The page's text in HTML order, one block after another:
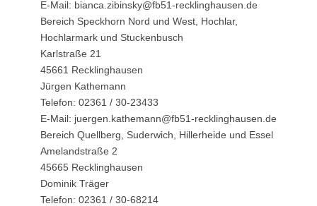
E-Mail: bianca.zibinsky@fb51-recklinghausen.de
Bereich Speckhorn Nord und West, Hochlar,
Hochlarmark und Stuckenbusch
Karlstraße 21
45661 Recklinghausen
Jürgen Kathemann
Telefon: 02361 / 30-23433
E-Mail: juergen.kathemann@fb51-recklinghausen.de
Bereich Quellberg, Suderwich, Hillerheide und Essel
Amelandstraße 2
45665 Recklinghausen
Dominik Träger
Telefon: 02361 / 30-68214